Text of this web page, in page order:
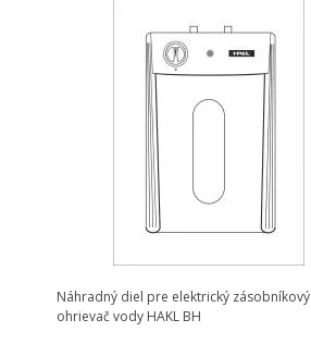
Náhradný diel pre elektrický zásobníkový
ohrievač vody HAKL BH